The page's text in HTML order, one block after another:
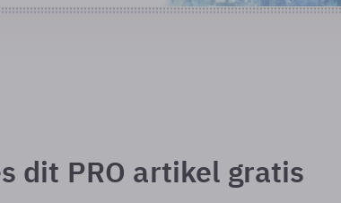
dit PRO artikel gratis